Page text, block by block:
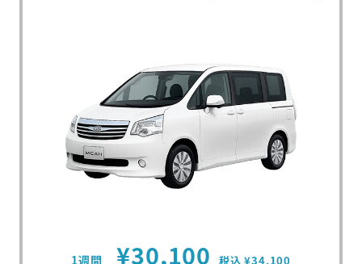
1週間 ¥30,100 税込 ¥34,100